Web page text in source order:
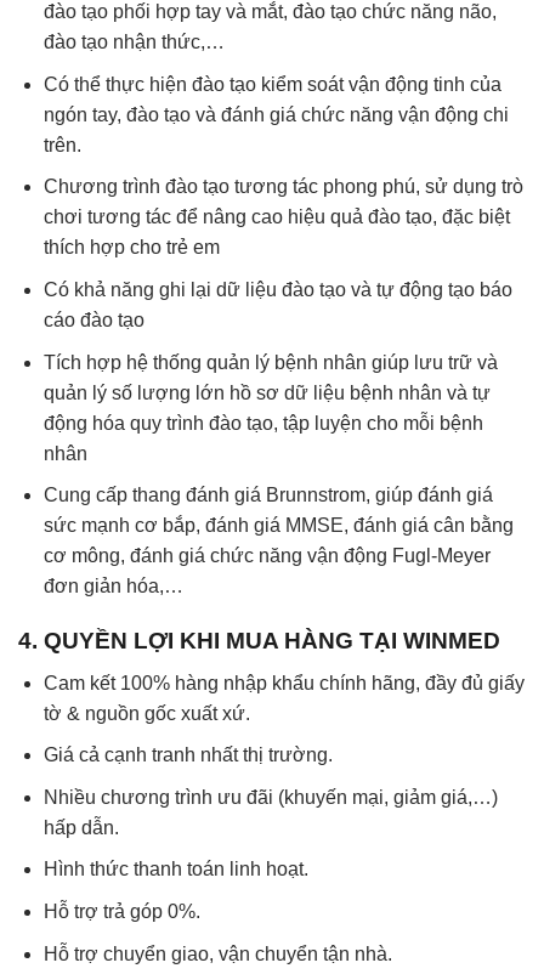
đào tạo phối hợp tay và mắt, đào tạo chức năng não,
đào tạo nhận thức,…
Có thể thực hiện đào tạo kiểm soát vận động tinh của
ngón tay, đào tạo và đánh giá chức năng vận động chi
trên.
Chương trình đào tạo tương tác phong phú, sử dụng trò
chơi tương tác để nâng cao hiệu quả đào tạo, đặc biệt
thích hợp cho trẻ em
Có khả năng ghi lại dữ liệu đào tạo và tự động tạo báo
cáo đào tạo
Tích hợp hệ thống quản lý bệnh nhân giúp lưu trữ và
quản lý số lượng lớn hồ sơ dữ liệu bệnh nhân và tự
động hóa quy trình đào tạo, tập luyện cho mỗi bệnh
nhân
Cung cấp thang đánh giá Brunnstrom, giúp đánh giá
sức mạnh cơ bắp, đánh giá MMSE, đánh giá cân bằng
cơ mông, đánh giá chức năng vận động Fugl-Meyer
đơn giản hóa,…
4. QUYỀN LỢI KHI MUA HÀNG TẠI WINMED
Cam kết 100% hàng nhập khẩu chính hãng, đầy đủ giấy
tờ & nguồn gốc xuất xứ.
Giá cả cạnh tranh nhất thị trường.
Nhiều chương trình ưu đãi (khuyến mại, giảm giá,…)
hấp dẫn.
Hình thức thanh toán linh hoạt.
Hỗ trợ trả góp 0%.
Hỗ trợ chuyển giao, vận chuyển tận nhà.